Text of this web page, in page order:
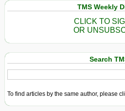
TMS Weekly
CLICK TO
OR
Search
To find articles by the same author, please